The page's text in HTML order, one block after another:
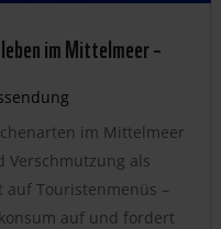
im Mittelmeer –
im Mittelmeer
Verschmutzung als
auf Touristenmenüs –
auf und fordert